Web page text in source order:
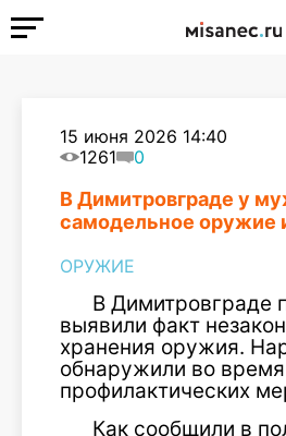
15 июня 2026 14:40
1261
0
В Димитровграде у
самодельное оружие
ОРУЖИЕ
В Димитровграде
выявили факт
хранения оружия.
обнаружили во
профилактических
Как сообщили в